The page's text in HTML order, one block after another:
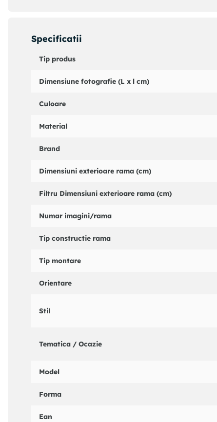
Specificatii
Tip produs
Dimensiune fotografie (L x l cm)
Culoare
Material
Brand
Dimensiuni exterioare rama (cm)
Filtru Dimensiuni exterioare rama (cm)
Numar imagini/rama
Tip constructie rama
Tip montare
Orientare
Stil
Tematica / Ocazie
Model
Forma
Ean